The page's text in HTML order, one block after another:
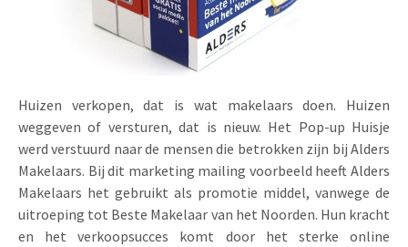
Huizen verkopen, dat is wat makelaars doen. Huizen
weggeven of versturen, dat is nieuw. Het Pop-up Huisje
werd verstuurd naar de mensen die betrokken zijn bij Alders
Makelaars. Bij dit marketing mailing voorbeeld heeft Alders
Makelaars het gebruikt als promotie middel, vanwege de
uitroeping tot Beste Makelaar van het Noorden. Hun kracht
en het verkoopsucces komt door het sterke online
Pop-up Kaarten
Lenticular Cards
Twin Sliders
Tabkaarten
Budget kaarten
Media Marketing
Non-profit Marketing
Marketing in de Zorg
Duurzame Marketing
Marketing voor Scholen
Uitnodigingen
App-lancering
Kalender maken
Klantenbinding
Contactgegevens
Duurzaamheid
Brochure downloaden